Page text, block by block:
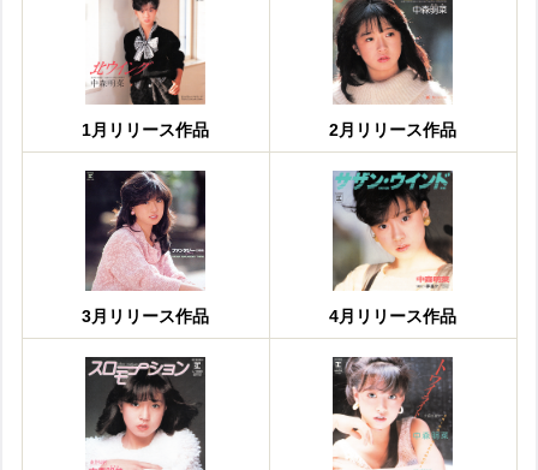
1月リリース作品 2月リリース作品
3月リリース作品 4月リリース作品